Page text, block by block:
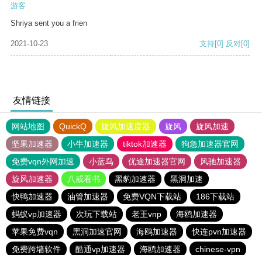
游客
Shriya sent you a frien
2021-10-23 支持[0] 反对[0]
友情链接
网站地图 QuickQ 旋风加速度器 旋风
旋风加速
坚果加速器
小牛加速器 tiktok加速器
狗急加速器官网
免费vqn外网加速
小蓝鸟 优途加速器官网
风驰加速器
旋风加速器
八戒看书 黑豹加速器
黑洞加速
快鸭加速器
油管加速器 免费VQN下载站
186下载站
蚂蚁vp加速器
次玩下载站 老王vnp
海鸥加速器
苹果免费vqn
黑洞加速官网 海鸥加速器
快连pvn加速器
免费跨墙软件
酷通vp加速器 海鸥加速器 chinese-vpn